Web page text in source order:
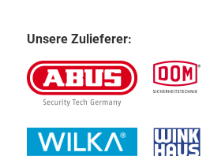
Unsere Zulieferer: